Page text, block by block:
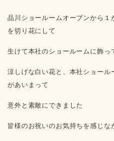
品川ショールームオープンから
を切り花にして
生けて本社のショールームに飾っ
涼しげな白い花と、本社ショール
があいまって
意外と素敵にできました
皆様のお祝いのお気持ちを感じ